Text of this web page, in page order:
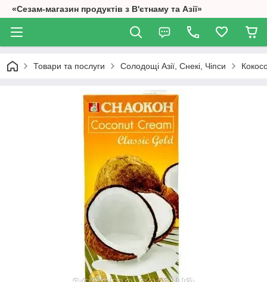
«Сезам-магазин продуктів з В'єтнаму та Азії»
Товари та послуги Солодощі Азії, Снекі, Чіпси